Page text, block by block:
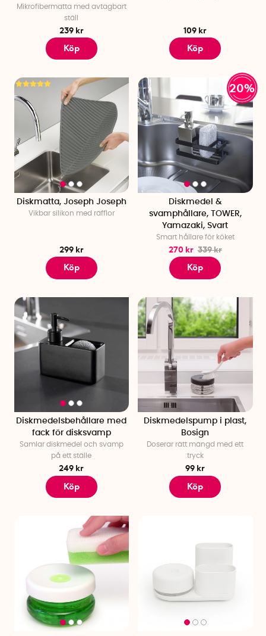
Mikrofibermatta med avtagbart
ställ
239 kr
Köp
109 kr
Köp
Diskmatta, Joseph Joseph
Vikbar silikon med räfflor
299 kr
Köp
20%
Diskmedel &
svamphållare, TOWER,
Yamazaki, Svart
Smart hållare för köket
270 kr 339 kr
Köp
Diskmedelsbehållare med
fack för disksvamp
Samlar diskmedel och svamp
på ett ställe
249 kr
Köp
Diskmedelspump i plast,
Bosign
Doserar rätt mängd med ett
tryck
99 kr
Köp